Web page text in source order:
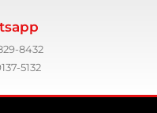
8432
5132